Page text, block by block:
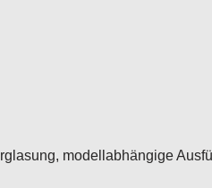
modellabhängige